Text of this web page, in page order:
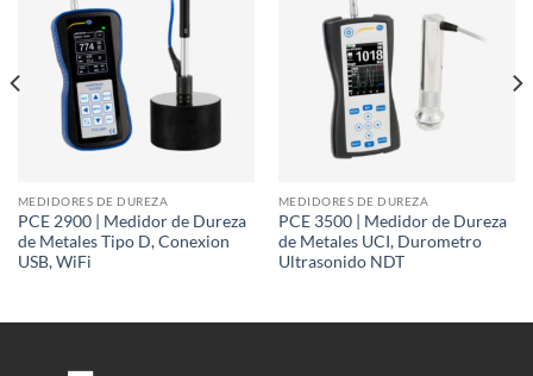
MEDIDORES DE DUREZA
PCE 2900 | Medidor de Dureza
de Metales Tipo D, Conexion
USB, WiFi
MEDIDORES DE DUREZA
PCE 3500 | Medidor de Dureza
de Metales UCI, Durometro
Ultrasonido NDT